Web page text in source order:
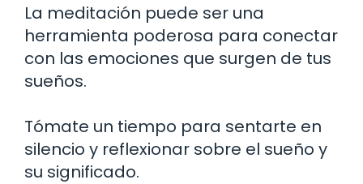
La meditación puede ser una
herramienta poderosa para conectar
con las emociones que surgen de tus
sueños.
Tómate un tiempo para sentarte en
silencio y reflexionar sobre el sueño y
su significado.